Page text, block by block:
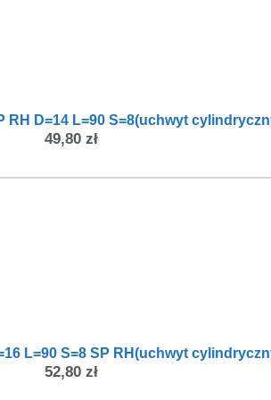
RH D=14 L=90 S=8(uchwyt
49,80 zł
L=90 S=8 SP RH(uchwyt
52,80 zł